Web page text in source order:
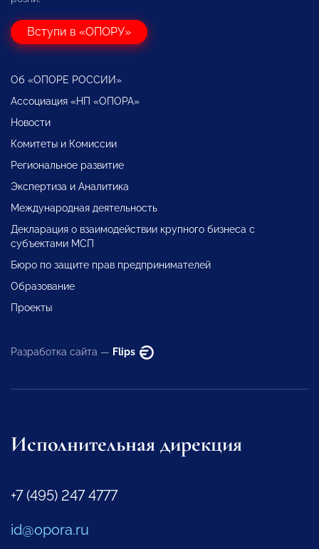
Вступи в «ОПОРУ»
Об «ОПОРЕ РОССИИ»
Ассоциация «НП «ОПОРА»
Новости
Комитеты и Комиссии
Региональное развитие
Экспертиза и Аналитика
Международная деятельность
Декларация о взаимодействии крупного бизнеса с
субъектами МСП
Бюро по защите прав предпринимателей
Образование
Проекты
Разработка сайта — Flips
Исполнительная дирекция
+7 (495) 247 4777
id@opora.ru